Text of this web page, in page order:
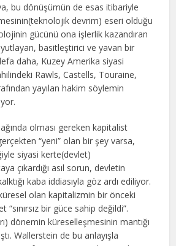
bu dönüşümün de esas itibariyle
devrim) eseri olduğu
gücünü ona işlerlik kazandıran
basitleştirici ve yavan bir
daha, Kuzey Amerika siyasi
Rawls, Castells, Touraine,
yayılan hakim söylemin
olması gereken kapitalist
“yeni” olan bir şey varsa,
siyasi kerte(devlet)
çıkardığı asıl sorun, devletin
kaba iddiasıyla göz ardı ediliyor.
olan kapitalizmin bir önceki
“sınırsız bir güce sahip değildi”.
dönemin küreselleşmesinin mantığı
Wallerstein de bu anlayışla